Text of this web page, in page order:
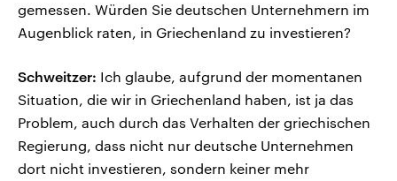
gemessen. Würden Sie deutschen Unternehmern im
Augenblick raten, in Griechenland zu investieren?
Schweitzer: Ich glaube, aufgrund der momentanen
Situation, die wir in Griechenland haben, ist ja das
Problem, auch durch das Verhalten der griechischen
Regierung, dass nicht nur deutsche Unternehmen
dort nicht investieren, sondern keiner mehr